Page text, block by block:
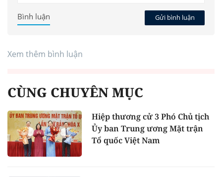
Gửi bình luận
Bình luận
Xem thêm bình luận
CÙNG CHUYÊN MỤC
Hiệp thương cử 3 Phó Chủ tịch
Ủy ban Trung ương Mặt trận
Tổ quốc Việt Nam